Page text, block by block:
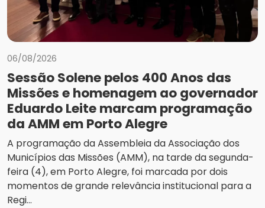
06/08/2026
Sessão Solene pelos 400 Anos das
Missões e homenagem ao governador
Eduardo Leite marcam programação
da AMM em Porto Alegre
A programação da Assembleia da Associação dos
Municípios das Missões (AMM), na tarde da segunda-
feira (4), em Porto Alegre, foi marcada por dois
momentos de grande relevância institucional para a
Regi...